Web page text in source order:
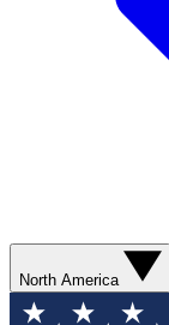
North America